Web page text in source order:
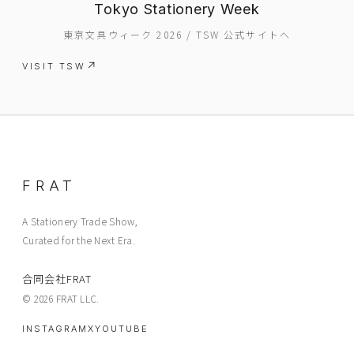
EVENT
PRESS
Tokyo Stationery Week
東京文具ウィーク 2026 / TSW 公式サイトへ
VISIT TSW
FRAT
A Stationery Trade Show,
Curated for the Next Era.
合同会社FRAT
© 2026 FRAT LLC.
INSTAGRAM XYOUTUBE